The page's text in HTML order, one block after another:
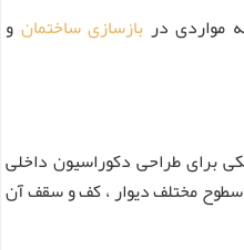
مواردی در بازسازی ساختمان و
برای طراحی دکوراسیون داخلی
سطوح مختلف دیوار ، کف و سقف آن